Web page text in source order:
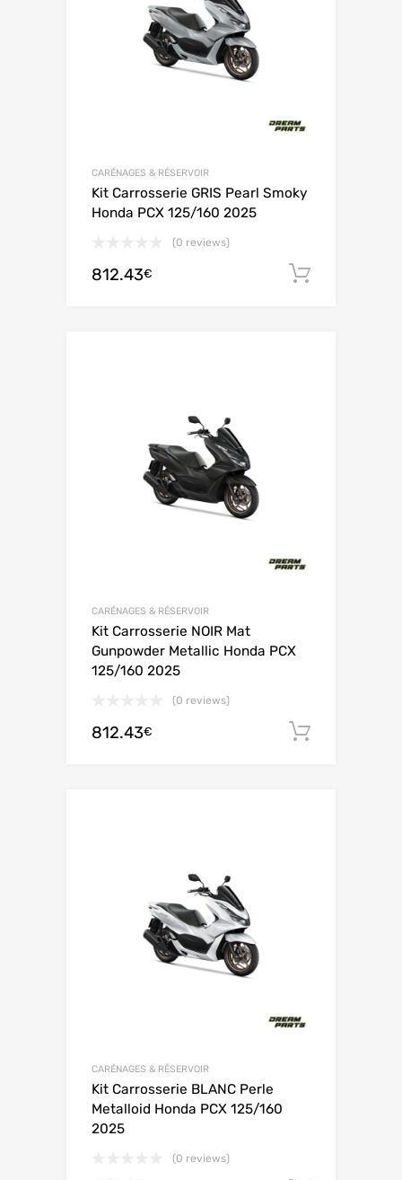
CARÉNAGES & RÉSERVOIR
Kit Carrosserie GRIS Pearl Smoky
Honda PCX 125/160 2025
(0 reviews)
812.43€
CARÉNAGES & RÉSERVOIR
Kit Carrosserie NOIR Mat
Gunpowder Metallic Honda PCX
125/160 2025
(0 reviews)
812.43€
CARÉNAGES & RÉSERVOIR
Kit Carrosserie BLANC Perle
Metalloid Honda PCX 125/160
2025
(0 reviews)